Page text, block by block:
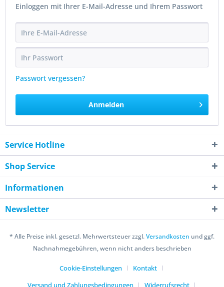
Einloggen mit Ihrer E-Mail-Adresse und Ihrem Passwort
Passwort vergessen?
Anmelden
Service Hotline
Shop Service
Informationen
Newsletter
* Alle Preise inkl. gesetzl. Mehrwertsteuer zzgl.Versandkosten und ggf.
Nachnahmegebühren, wenn nicht anders beschrieben
Cookie-Einstellungen
Kontakt
Versand und Zahlungsbedingungen
Widerrufsrecht